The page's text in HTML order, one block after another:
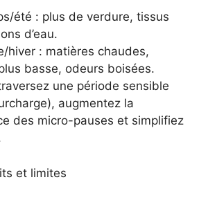
été : plus de verdure, tissus
d’eau.
hiver : matières chaudes,
basse, odeurs boisées.
une période sensible
augmentez la
des micro-pauses et simplifiez
et limites